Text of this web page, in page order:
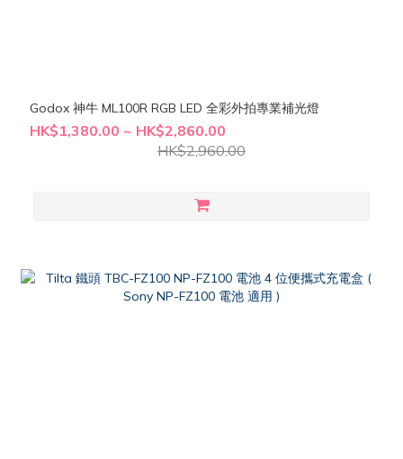
Godox 神牛 ML100R RGB LED 全彩外拍專業補光燈
HK$1,380.00 ~ HK$2,860.00
HK$2,960.00